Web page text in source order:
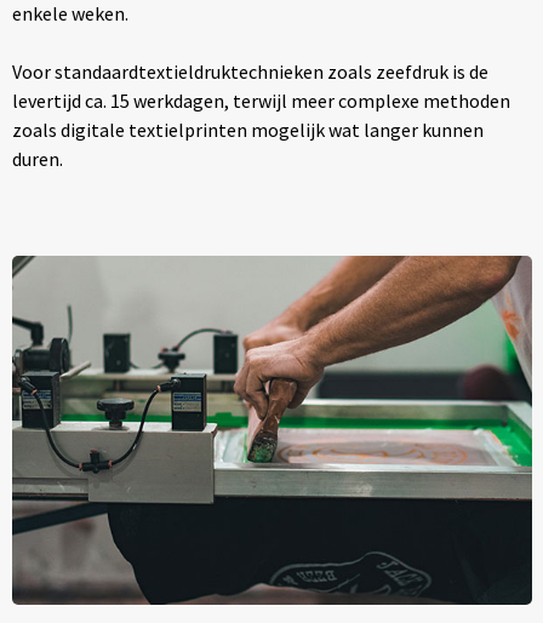
enkele weken.
Voor standaardtextieldruktechnieken zoals zeefdruk is de
levertijd ca. 15 werkdagen, terwijl meer complexe methoden
zoals digitale textielprinten mogelijk wat langer kunnen
duren.